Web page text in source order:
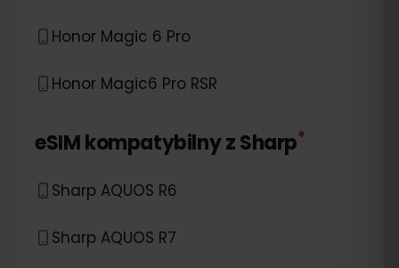
Honor Magic 6 Pro
Honor Magic6 Pro RSR
eSIM kompatybilny zSharp*
Sharp AQUOS R6
Sharp AQUOS R7